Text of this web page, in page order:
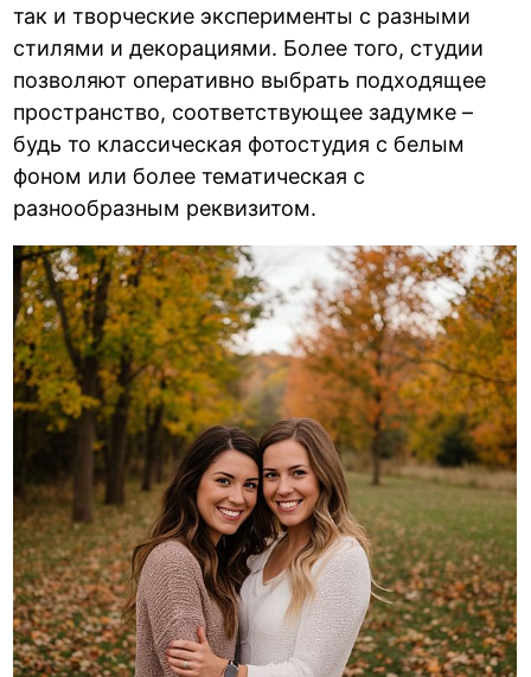
так и творческие эксперименты с разными
стилями и декорациями. Более того, студии
позволяют оперативно выбрать подходящее
пространство, соответствующее задумке –
будь то классическая фотостудия с белым
фоном или более тематическая с
разнообразным реквизитом.